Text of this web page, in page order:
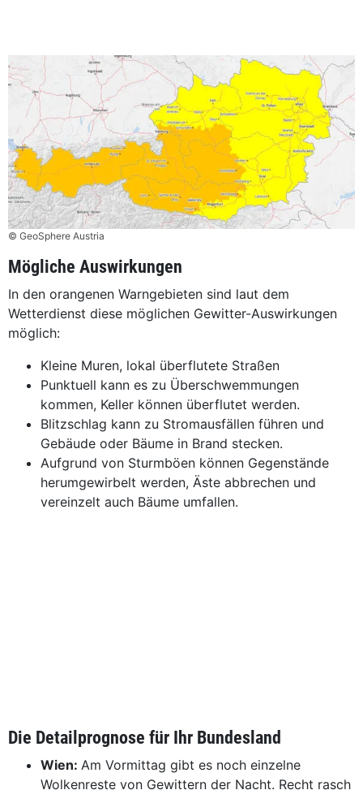
© GeoSphere Austria
Mögliche Auswirkungen
In den orangenen Warngebieten sind laut dem
Wetterdienst diese möglichen Gewitter-Auswirkungen
möglich:
Kleine Muren, lokal überflutete Straßen
Punktuell kann es zu Überschwemmungen
kommen, Keller können überflutet werden.
Blitzschlag kann zu Stromausfällen führen und
Gebäude oder Bäume in Brand stecken.
Aufgrund von Sturmböen können Gegenstände
herumgewirbelt werden, Äste abbrechen und
vereinzelt auch Bäume umfallen.
Die Detailprognose für Ihr Bundesland
Wien: Am Vormittag gibt es noch einzelne
Wolkenreste von Gewittern der Nacht. Recht rasch